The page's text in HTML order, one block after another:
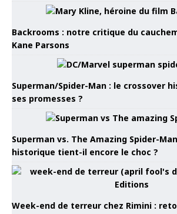
Backrooms : notre critique du
Kane Parsons
Superman/Spider-Man : le crossover
ses promesses ?
Superman vs. The Amazing Spider-
historique tient-il encore le choc ?
Week-end de terreur chez Rimini :